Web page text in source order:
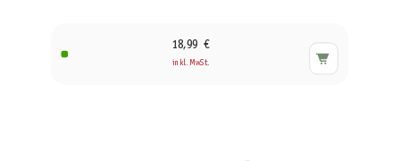
18,99 €
inkl. MwSt.